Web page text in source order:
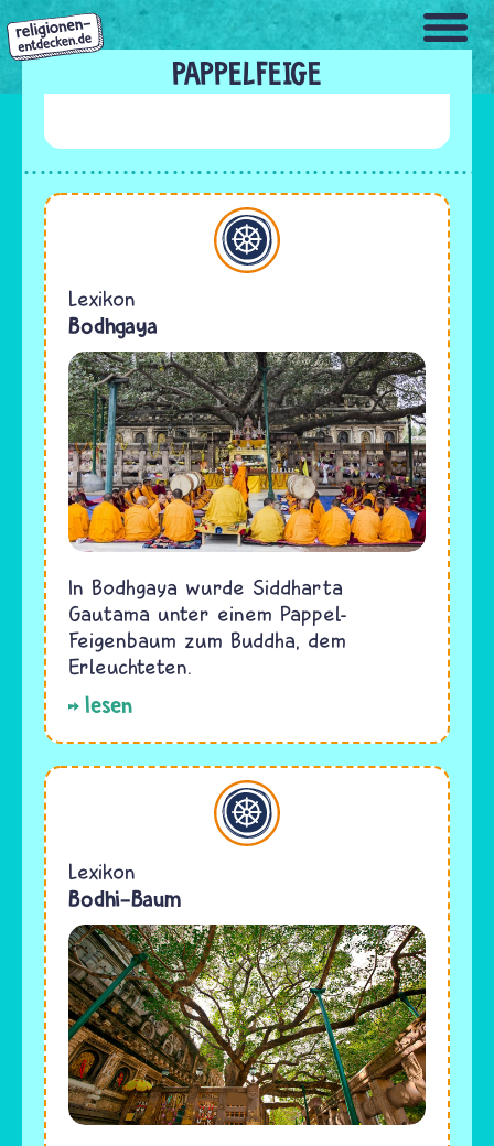
Direkt
zum
Inhalt
PAPPELFEIGE
Buddhismus
Lexikon
Bodhgaya
In Bodhgaya wurde Siddharta
Gautama unter einem Pappel-
Feigenbaum zum Buddha, dem
Erleuchteten.
lesen
Buddhismus
Lexikon
Bodhi-Baum